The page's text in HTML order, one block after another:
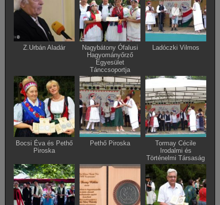
Z.Urbán Aladár
Nagybátony Ófalusi
Hagyományőrző
Egyesület
Tánccsoportja
Ladóczki Vilmos
Bocsi Éva és Pethő
Piroska
Pethő Piroska
Tormay Cécile
Irodalmi és
Történelmi Társaság